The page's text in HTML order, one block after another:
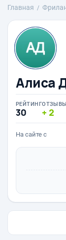
Главная
Алиса
РЕЙТИНГ
30
ОТЗЫВЫ
2
На сайте с